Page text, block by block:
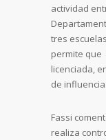
actividad
tres
permite que
licenciada,
de
Fassi
realiza